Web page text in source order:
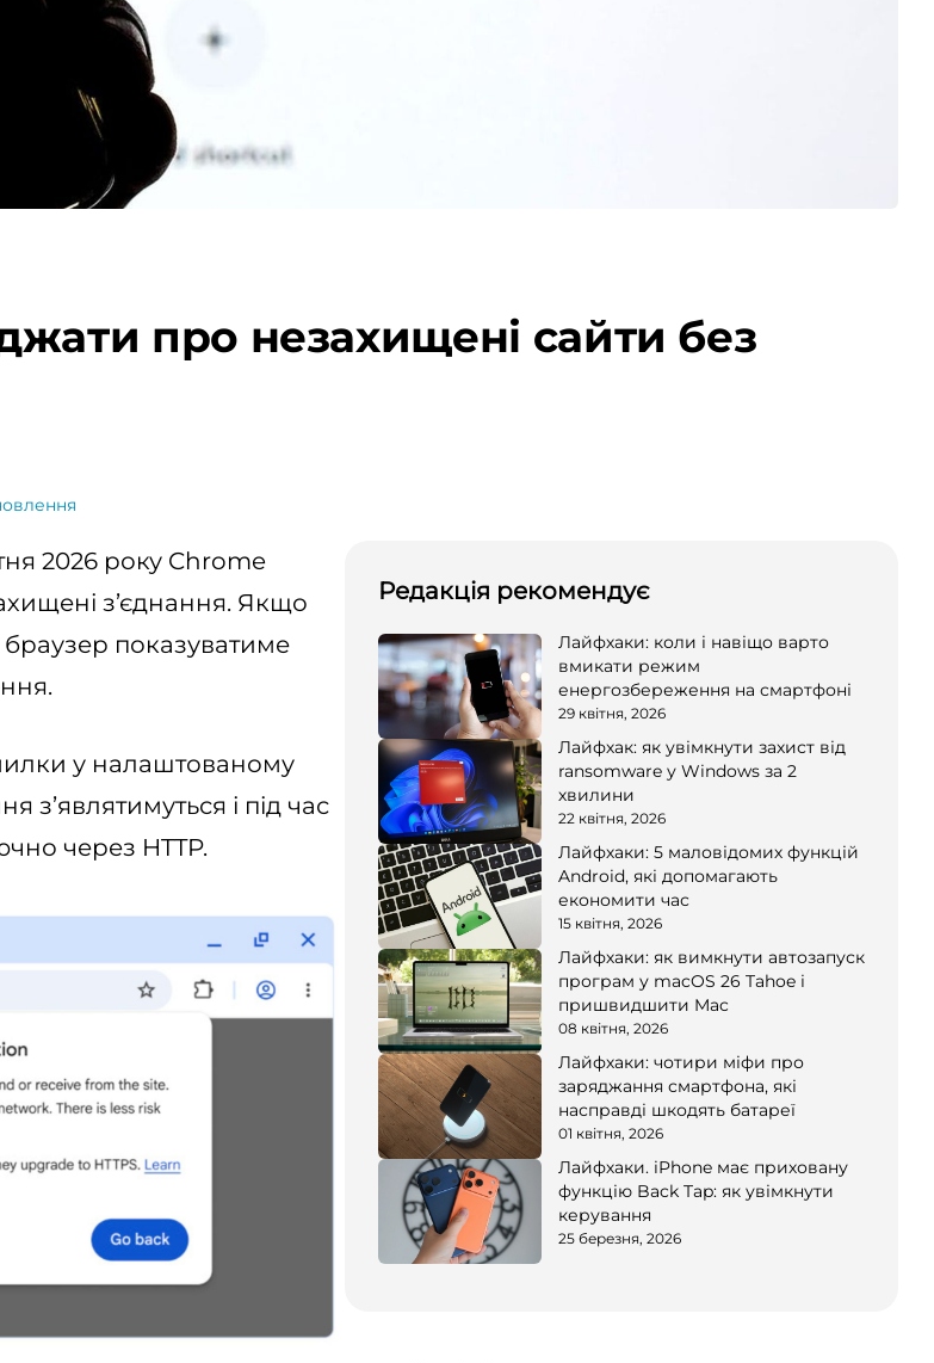
про незахищені сайти без
2026 року Chrome
з’єднання. Якщо
браузер показуватиме
у налаштованому
з’являтимуться і під час
через HTTP.
Редакція рекомендує
Лайфхаки: коли і навіщо варто
вмикати режим
енергозбереження на смартфоні
29 квітня, 2026
Лайфхак: як увімкнути захист від
ransomware у Windows за 2
хвилини
22 квітня, 2026
Лайфхаки: 5 маловідомих функцій
Android, які допомагають
економити час
15 квітня, 2026
Лайфхаки: як вимкнути автозапуск
програм у macOS 26 Tahoe і
пришвидшити Mac
08 квітня, 2026
Лайфхаки: чотири міфи про
заряджання смартфона, які
насправді шкодять батареї
01 квітня, 2026
Лайфхаки. iPhone має приховану
функцію Back Tap: як увімкнути
керування
25 березня, 2026